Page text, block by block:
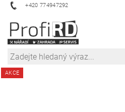
+420 774947292
AKCE